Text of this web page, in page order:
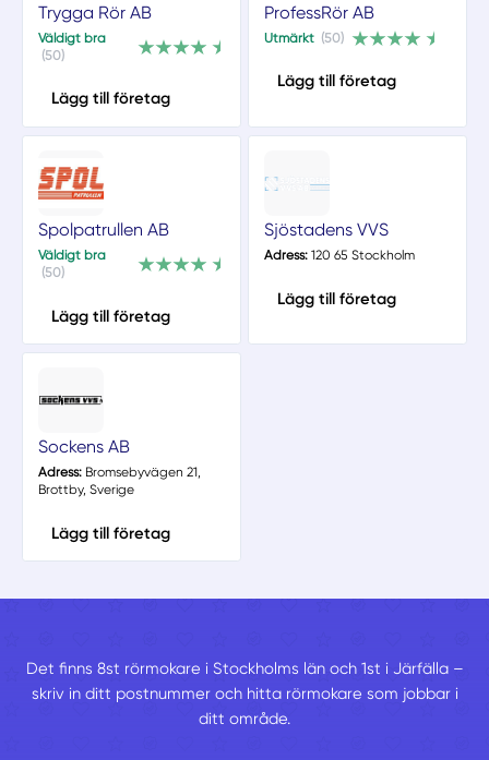
Trygga Rör AB
Väldigt bra
(50)
Lägg till företag
ProfessRör AB
Utmärkt (50)
Lägg till företag
Spolpatrullen AB
Väldigt bra
(50)
Lägg till företag
Sjöstadens VVS
Adress:120 65 Stockholm
Lägg till företag
Sockens AB
Adress:Bromsebyvägen 21,
Brottby, Sverige
Lägg till företag
Det finns 8st rörmokare i Stockholms län och 1st i Järfälla –
skriv in ditt postnummer och hitta rörmokare som jobbar i
ditt område.